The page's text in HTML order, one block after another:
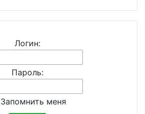
Логин:
Пароль:
Запомнить меня